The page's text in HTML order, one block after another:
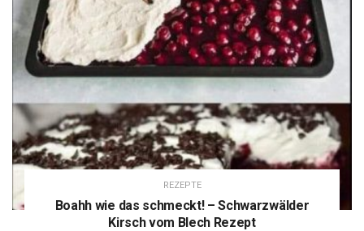
REZEPTE
Boahh wie das schmeckt! – Schwarzwälder
Kirsch vom Blech Rezept